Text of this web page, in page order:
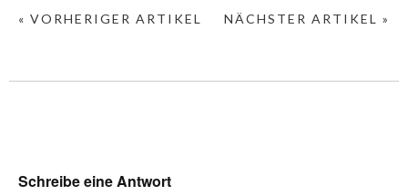
NÄCHSTER ARTIKEL »
« VORHERIGER ARTIKEL
Schreibe eine Antwort